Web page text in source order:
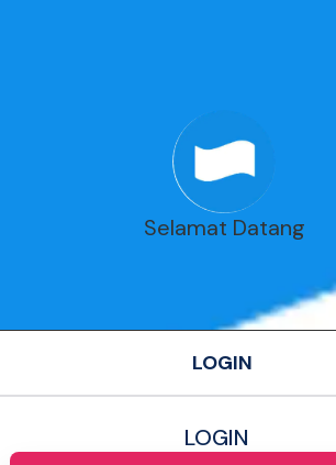
Selamat Datang
LOGIN
LOGIN